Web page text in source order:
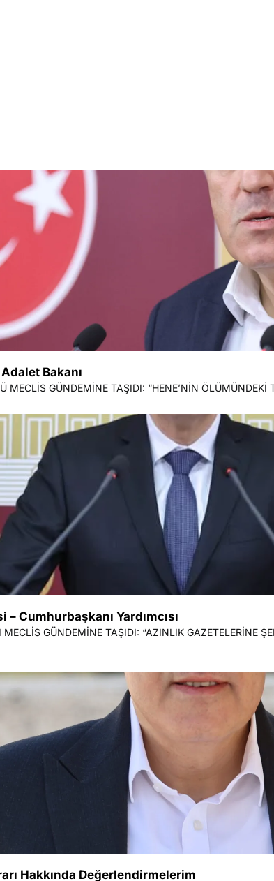
Bakanı
MECLİS GÜNDEMİNE TAŞIDI: “HENE’NİN
Cumhurbaşkanı Yardımcısı
GÜNDEMİNE TAŞIDI: “AZINLIK
Hakkında Değerlendirmelerim